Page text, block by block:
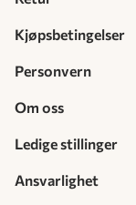
Kjøpsbetingelser
Personvern
Om oss
Ledige stillinger
Ansvarlighet